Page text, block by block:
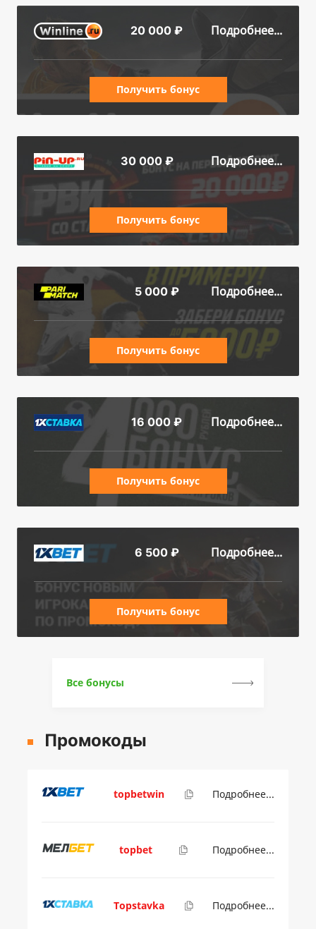
20 000 ₽ Подробнее...
Получить бонус
30 000 ₽ Подробнее...
Получить бонус
5 000 ₽ Подробнее...
Получить бонус
16 000 ₽ Подробнее...
Получить бонус
6 500 ₽ Подробнее...
Получить бонус
Все бонусы
Промокоды
topbetwin Подробнее...
topbet Подробнее...
Topstavka Подробнее...